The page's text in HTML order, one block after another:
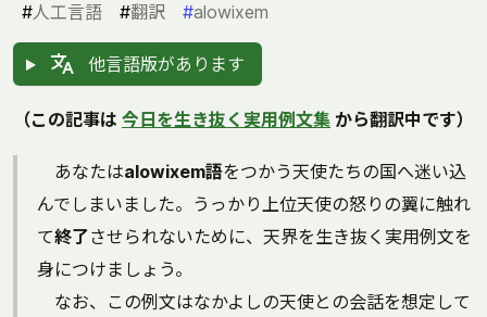
#人工言語 #翻訳 #alowixem
他言語版があります
（この記事は 今日を生き抜く実用例文集 から翻訳中です）
あなたはalowixem語をつかう天使たちの国へ迷い込
んでしまいました。うっかり上位天使の怒りの翼に触れ
て終了させられないために、天界を生き抜く実用例文を
身につけましょう。
なお、この例文はなかよしの天使との会話を想定して